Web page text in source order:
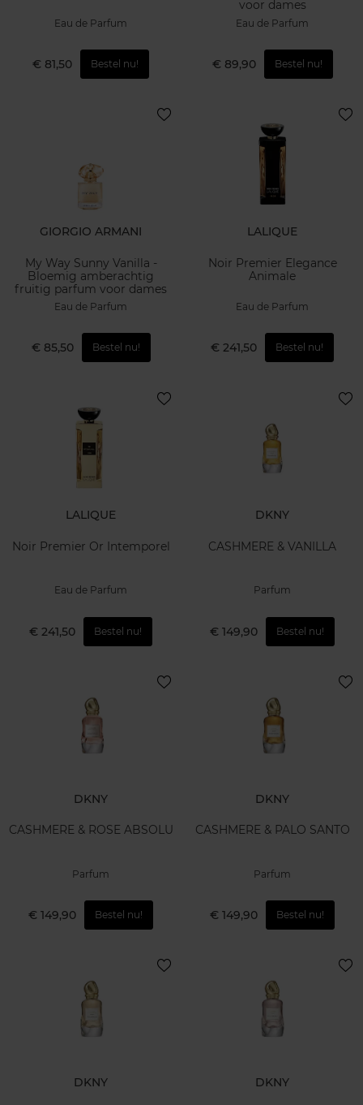
Eau de Parfum
€ 81,50 Bestel nu!
voor dames
Eau de Parfum
€ 89,90 Bestel nu!
GIORGIO ARMANI
My Way Sunny Vanilla -
Bloemig amberachtig
fruitig parfum voor dames
Eau de Parfum
€ 85,50 Bestel nu!
LALIQUE
Noir Premier Elegance
Animale
Eau de Parfum
€ 241,50 Bestel nu!
LALIQUE
Noir Premier Or Intemporel
Eau de Parfum
€ 241,50 Bestel nu!
DKNY
CASHMERE & VANILLA
Parfum
€ 149,90 Bestel nu!
DKNY
CASHMERE & ROSE ABSOLU
Parfum
€ 149,90 Bestel nu!
DKNY
CASHMERE & PALO SANTO
Parfum
€ 149,90 Bestel nu!
DKNY DKNY